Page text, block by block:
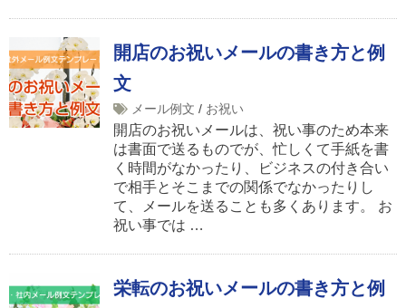
開店のお祝いメールの書き方と例
文
メール例文 / お祝い
開店のお祝いメールは、祝い事のため本来
は書面で送るものでが、忙しくて手紙を書
く時間がなかったり、ビジネスの付き合い
で相手とそこまでの関係でなかったりし
て、メールを送ることも多くあります。 お
祝い事では …
栄転のお祝いメールの書き方と例